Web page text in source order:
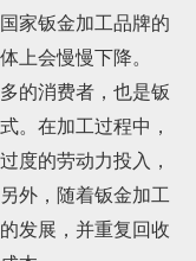
家钣金加工品牌的
上会慢慢下降。
的消费者，也是钣
。在加工过程中，
度的劳动力投入，
外，随着钣金加工
发展，并重复回收